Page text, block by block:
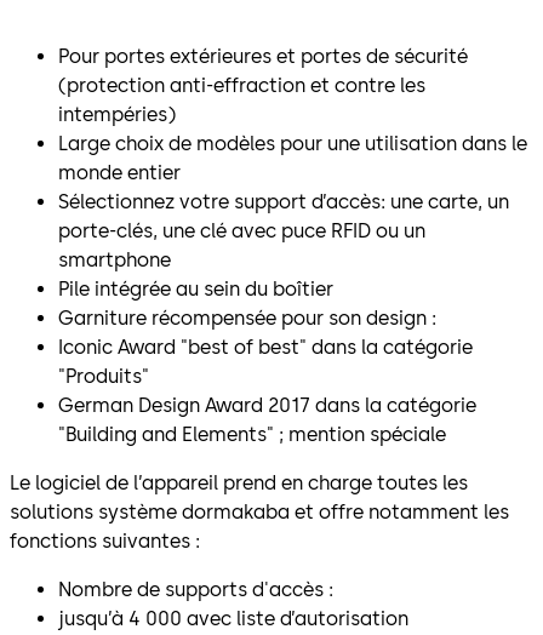
Pour portes extérieures et portes de sécurité
(protection anti-effraction et contre les
intempéries)
Large choix de modèles pour une utilisation dans le
monde entier
Sélectionnez votre support d’accès: une carte, un
porte-clés, une clé avec puce RFID ou un
smartphone
Pile intégrée au sein du boîtier
Garniture récompensée pour son design :
Iconic Award "best of best" dans la catégorie
"Produits"
German Design Award 2017 dans la catégorie
"Building and Elements" ; mention spéciale
Le logiciel de l’appareil prend en charge toutes les
solutions système dormakaba et offre notamment les
fonctions suivantes :
Nombre de supports d'accès :
jusqu’à 4 000 avec liste d’autorisation